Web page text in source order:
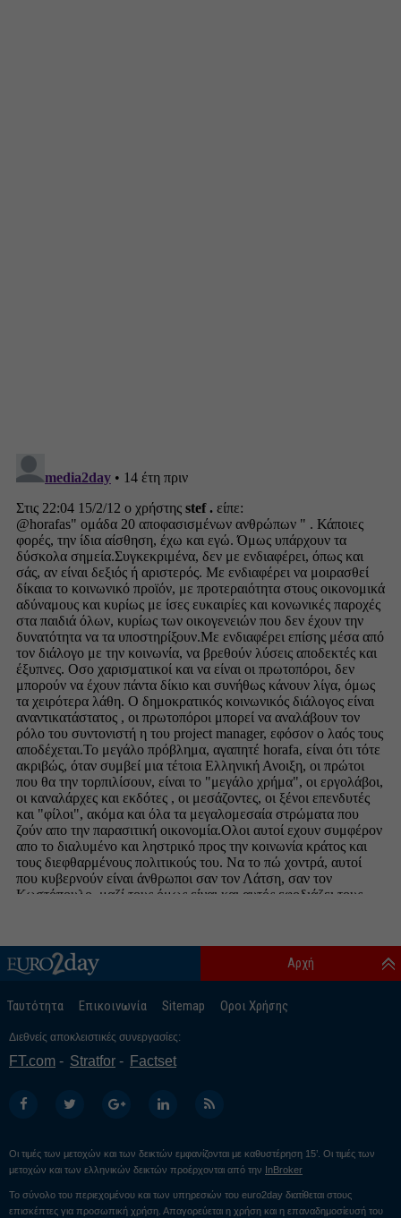
Ταυτότητα Επικοινωνία Sitemap Οροι Χρήσης
Αρχή
Διεθνείς αποκλειστικές συνεργασίες:
FT.com Stratfor Factset
Οι τιμές των μετοχών και των δεικτών εμφανίζονται με καθυστέρηση 15’. Οι τιμές των
μετοχών και των ελληνικών δεικτών προέρχονται από την InBroker
Το σύνολο του περιεχομένου και των υπηρεσιών του euro2day διατίθεται στους
επισκέπτες για προσωπική χρήση. Απαγορεύεται η χρήση και η επαναδημοσίευσή του